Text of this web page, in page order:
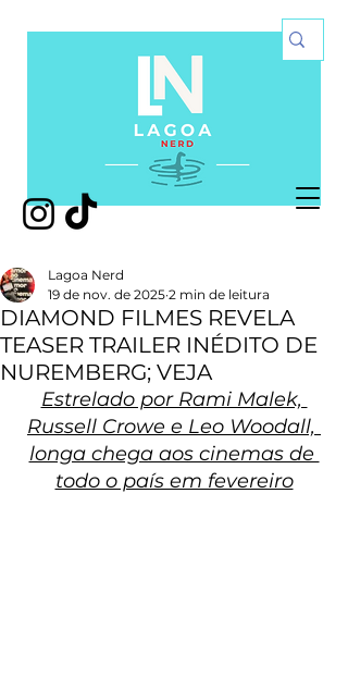
DIAMOND FILMES REVELA
TEASER TRAILER INÉDITO DE
NUREMBERG; VEJA
Lagoa Nerd
19 de nov. de 2025 2 min de leitura
Estrelado por Rami Malek,
Russell Crowe e Leo Woodall,
longa chega aos cinemas de
todo o país em fevereiro